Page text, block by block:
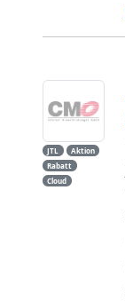
JTL
Aktion
Rabatt
Cloud